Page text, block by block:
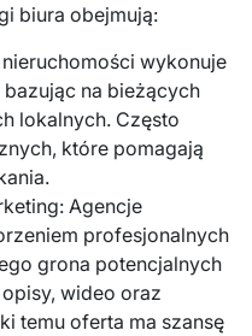
biura obejmują:
wykonuje
bazując na bieżących
lokalnych. Często
które pomagają
Agencje
profesjonalnych
grona potencjalnych
wideo oraz
temu oferta ma szansę